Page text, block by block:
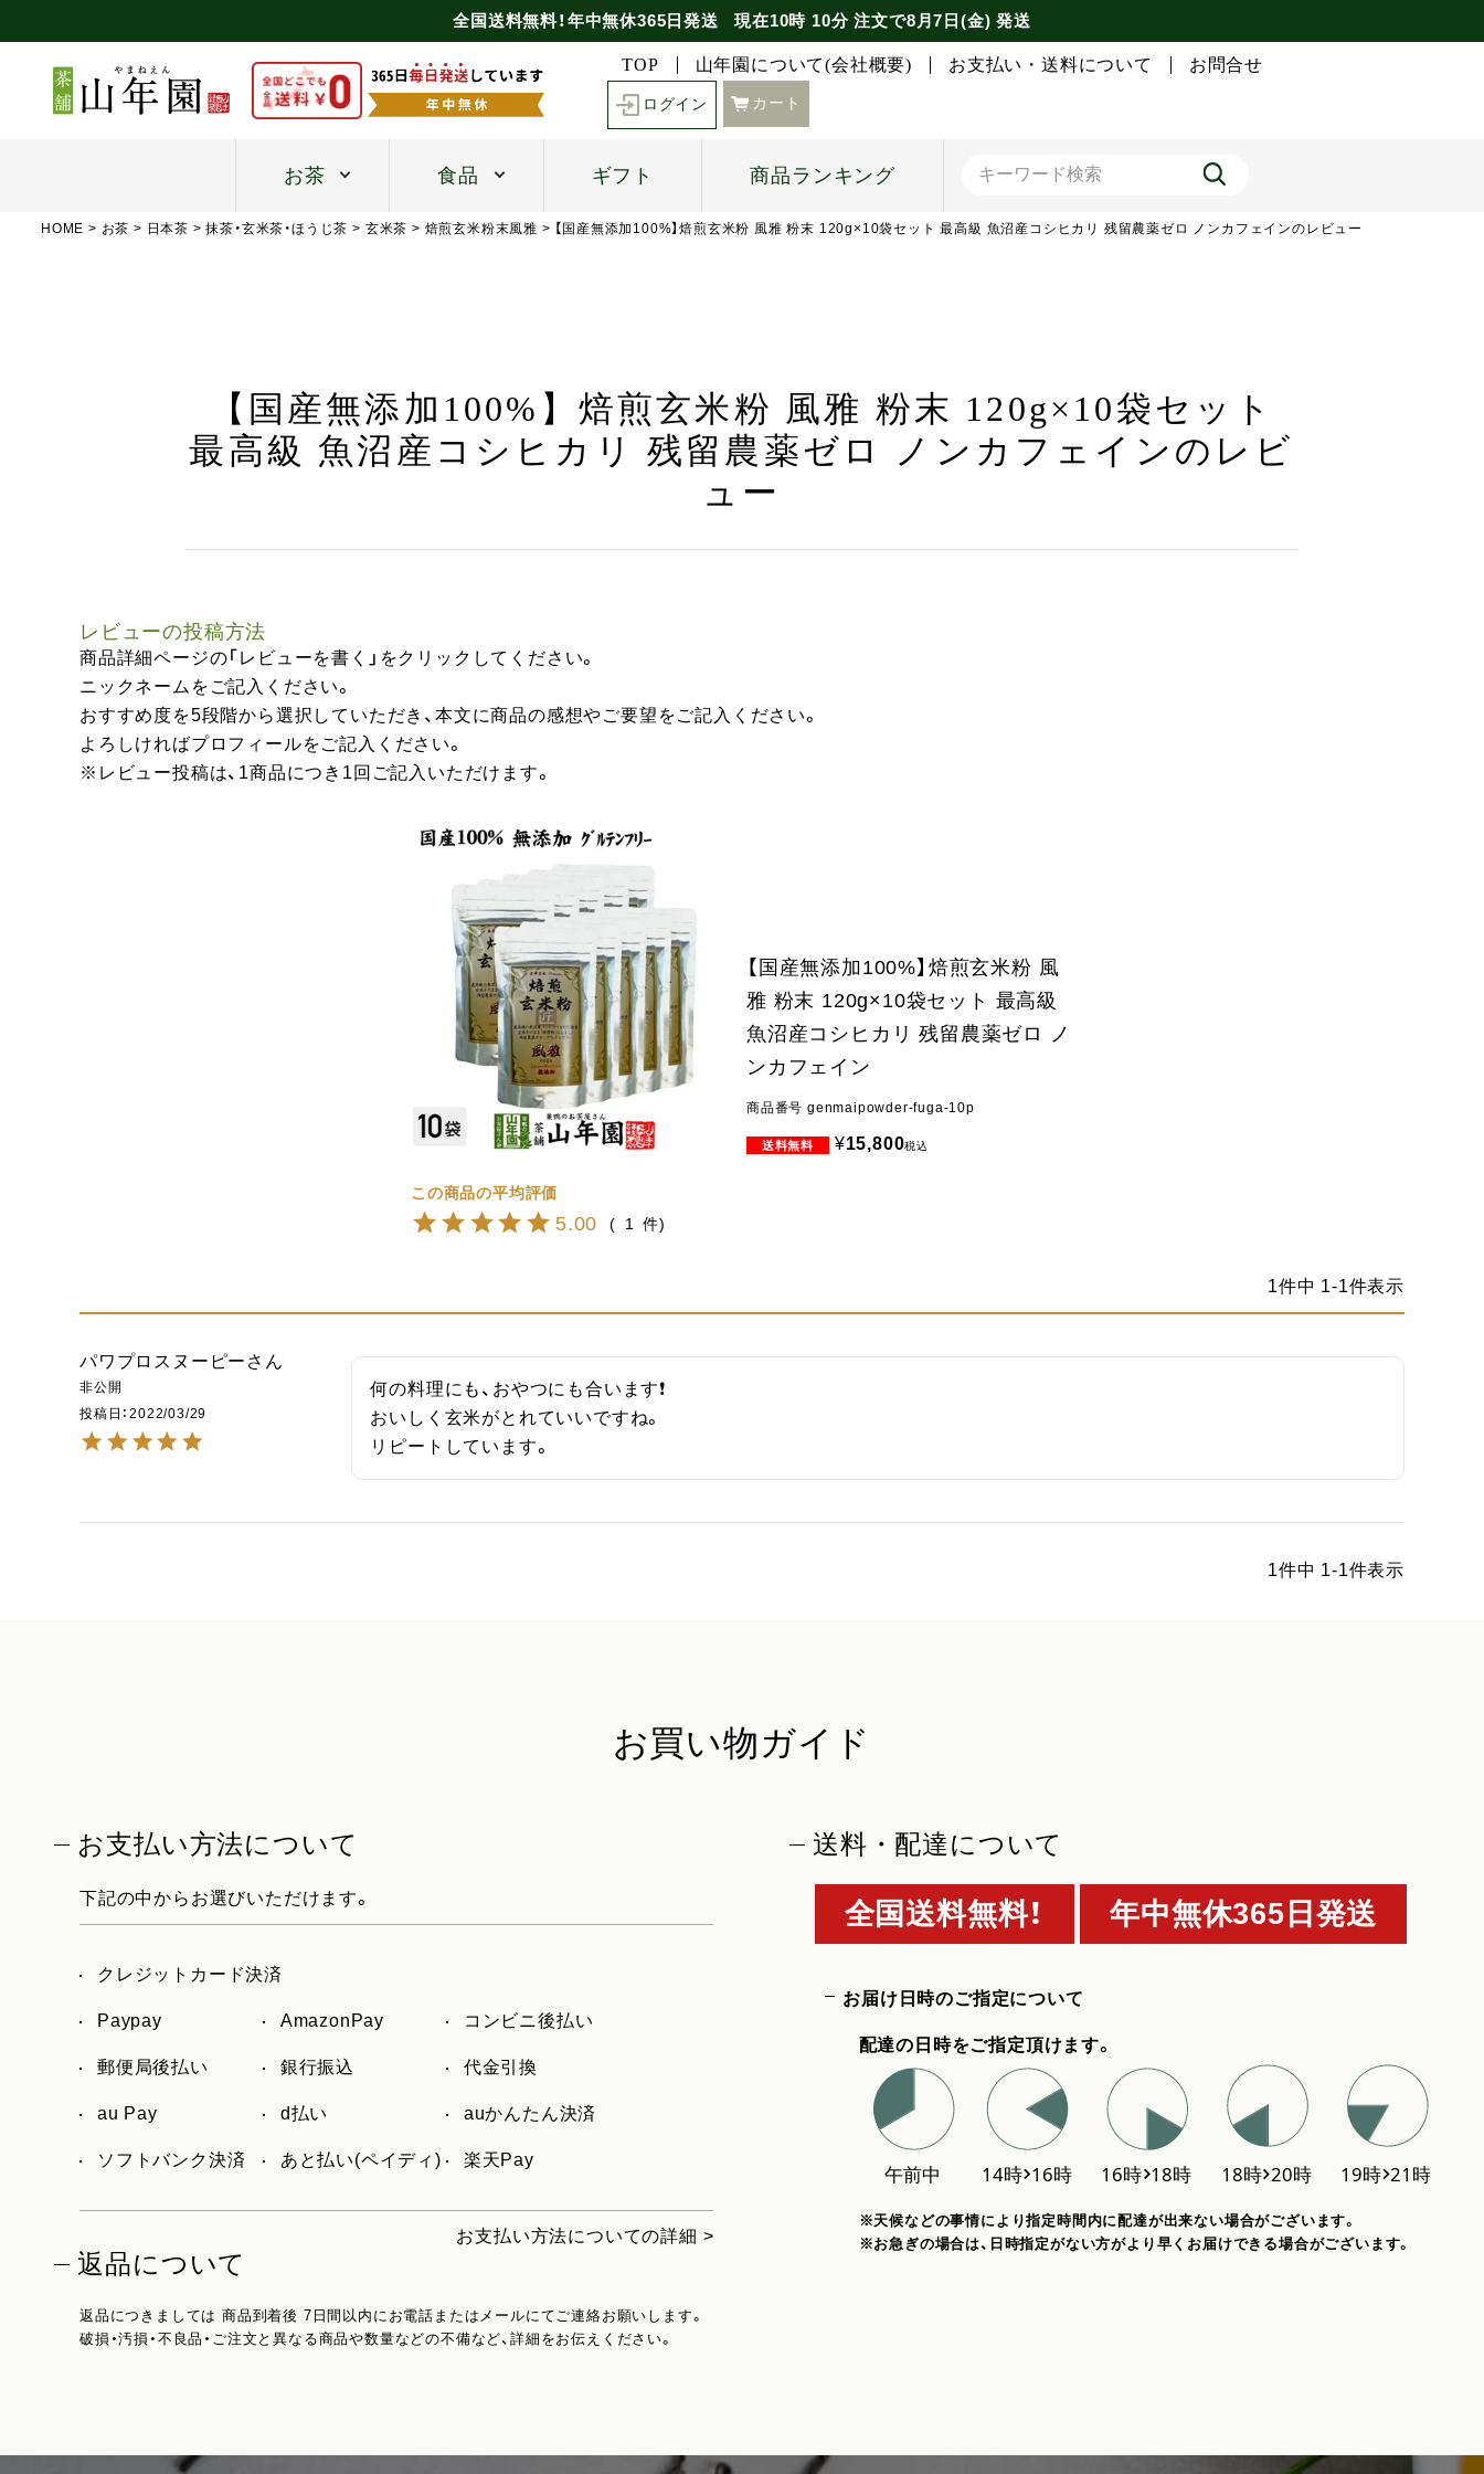
全国送料無料！年中無休365日発送 現在10時 10分注文で8月7日(金) 発送
TOP 山年園について(会社概要) お支払い・送料について お問合せ
ログイン カート
お茶 食品 ギフト 商品ランキング
HOME お茶 日本茶 抹茶・玄米茶・ほうじ茶 玄米茶 焙煎玄米粉末風雅 【国産無添加100%】焙煎玄米粉 風雅 粉末 120g×10袋セット 最高級 魚沼産コシヒカリ 残留農薬ゼロ ノンカフェインのレビュー
【国産無添加100%】焙煎玄米粉 風雅 粉末 120g×10袋セット
最高級 魚沼産コシヒカリ 残留農薬ゼロ ノンカフェインのレビ
ュー
レビューの投稿方法
商品詳細ページの「レビューを書く」をクリックしてください。
ニックネームをご記入ください。
おすすめ度を5段階から選択していただき、本文に商品の感想やご要望をご記入ください。
よろしければプロフィールをご記入ください。
※レビュー投稿は、1商品につき1回ご記入いただけます。
【国産無添加100%】焙煎玄米粉 風
雅 粉末 120g×10袋セット 最高級
魚沼産コシヒカリ 残留農薬ゼロ ノ
ンカフェイン
商品番号 genmaipowder-fuga-10p
¥15,800税込
5.00 1
1件中 1-1件表示
パワプロスヌーピー
非公開
投稿日
2022/03/29
何の料理にも、おやつにも合います❗
おいしく玄米がとれていいですね。
リピートしています。
1件中 1-1件表示
お買い物ガイド
お支払い方法について
下記の中からお選びいただけます。
クレジットカード決済
Paypay AmazonPay コンビニ後払い
郵便局後払い 銀行振込 代金引換
au Pay d払い auかんたん決済
ソフトバンク決済 あと払い(ペイディ) 楽天Pay
お支払い方法についての詳細 >
返品について
返品につきましては 商品到着後 7日間以内にお電話またはメールにてご連絡お願いします。
破損・汚損・不良品・ご注文と異なる商品や数量などの不備など、詳細をお伝えください。
送料・配達について
全国送料無料！ 年中無休365日発送
お届け日時のご指定について
配達の日時をご指定頂けます。
※天候などの事情により指定時間内に配達が出来ない場合がございます。
※お急ぎの場合は、日時指定がない方がより早くお届けできる場合がございます。